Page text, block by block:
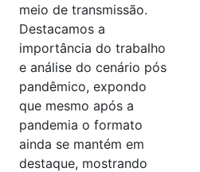
meio de transmissão.
Destacamos a
importância do trabalho
e análise do cenário pós
pandêmico, expondo
que mesmo após a
pandemia o formato
ainda se mantém em
destaque, mostrando